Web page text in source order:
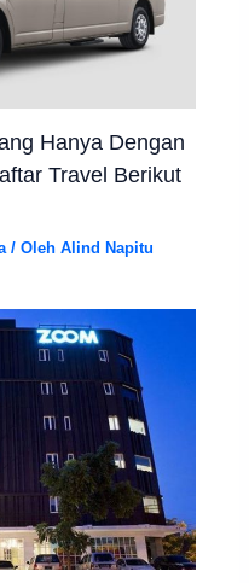
Hanya Dengan
Travel Berikut
/ OlehAlind Napitu